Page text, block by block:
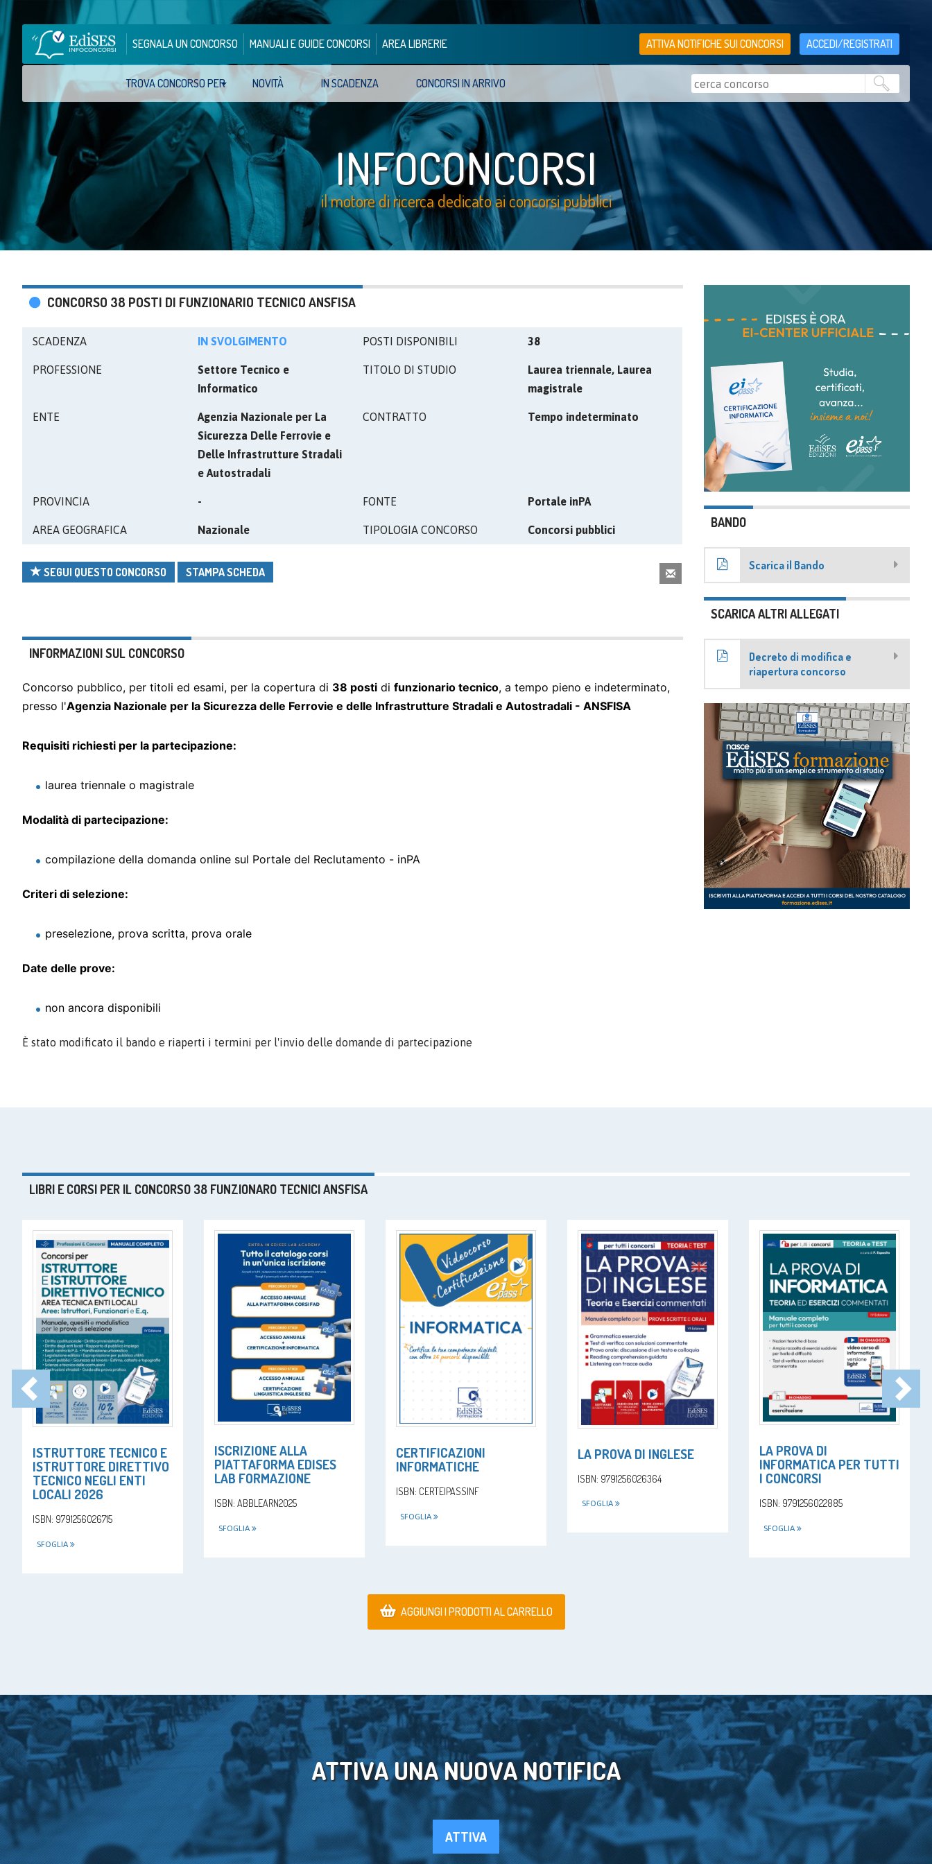
SEGNALA UN CONCORSO MANUALI E GUIDE CONCORSI AREA LIBRERIE ATTIVA NOTIFICHE SUI CONCORSI ACCEDI/REGISTRATI
TROVA CONCORSO PER NOVITÀ IN SCADENZA CONCORSI IN ARRIVO
INFOCONCORSI
il motore di ricerca dedicato ai concorsi pubblici
CONCORSO 38 POSTI DI FUNZIONARIO TECNICO ANSFISA
SCADENZA IN SVOLGIMENTO POSTI DISPONIBILI 38
PROFESSIONE
Settore Tecnico e
Informatico
TITOLO DI STUDIO
Laurea triennale, Laurea
magistrale
ENTE
Agenzia Nazionale per La
Sicurezza Delle Ferrovie e
Delle Infrastrutture Stradali
e Autostradali
CONTRATTO Tempo indeterminato
PROVINCIA - FONTE Portale inPA
AREA GEOGRAFICA Nazionale TIPOLOGIA CONCORSO Concorsi pubblici
SEGUI QUESTO CONCORSO STAMPA SCHEDA
INFORMAZIONI SUL CONCORSO
Concorso pubblico, per titoli ed esami, per la copertura di 38 posti di funzionario tecnico, a tempo pieno e indeterminato,
presso l'Agenzia Nazionale per la Sicurezza delle Ferrovie e delle Infrastrutture Stradali e Autostradali - ANSFISA
Requisiti richiesti per la partecipazione:
laurea triennale o magistrale
Modalità di partecipazione:
compilazione della domanda online sul Portale del Reclutamento - inPA
Criteri di selezione:
preselezione, prova scritta, prova orale
Date delle prove:
non ancora disponibili
È stato modificato il bando e riaperti i termini per l'invio delle domande di partecipazione
BANDO
Scarica il Bando
SCARICA ALTRI ALLEGATI
Decreto di modifica e
riapertura concorso
LIBRI E CORSI PER IL CONCORSO 38 FUNZIONARO TECNICI ANSFISA
ISTRUTTORE TECNICO E
ISTRUTTORE DIRETTIVO
TECNICO NEGLI ENTI
LOCALI 2026
ISBN: 9791256026715
SFOGLIA
ISCRIZIONE ALLA
PIATTAFORMA EDISES
LAB FORMAZIONE
ISBN: ABBLEARN2025
SFOGLIA
CERTIFICAZIONI
INFORMATICHE
ISBN: CERTEIPASSINF
SFOGLIA
LA PROVA DI INGLESE
ISBN: 9791256026364
SFOGLIA
LA PROVA DI
INFORMATICA PER TUTTI
I CONCORSI
ISBN: 9791256022885
SFOGLIA
AGGIUNGI I PRODOTTI AL CARRELLO
ATTIVA UNA NUOVA NOTIFICA
ATTIVA